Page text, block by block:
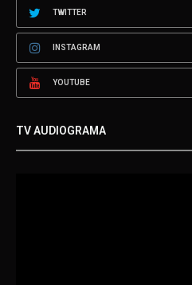
TWITTER
INSTAGRAM
YOUTUBE
TV AUDIOGRAMA